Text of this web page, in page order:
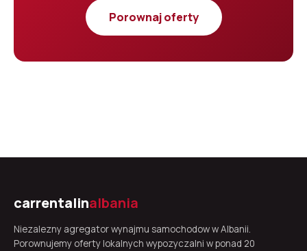
Porownaj oferty
carrentalinalbania
Niezalezny agregator wynajmu samochodow w Albanii.
Porownujemy oferty lokalnych wypozyczalni w ponad 20